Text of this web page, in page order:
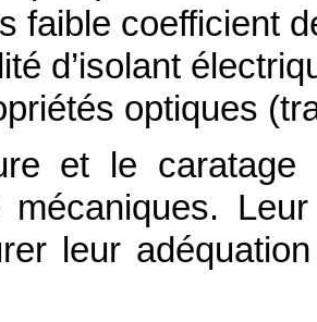
faible coefficient
d’isolant
optiques
et le caratage
mécaniques.
leur